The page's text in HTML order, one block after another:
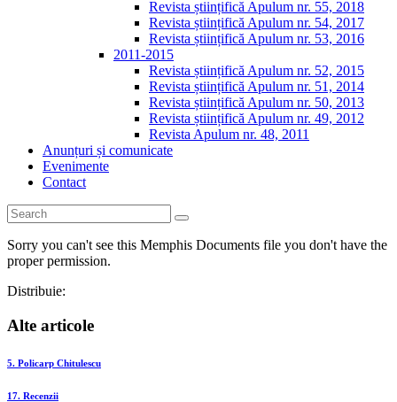
Revista științifică Apulum nr. 55, 2018
Revista științifică Apulum nr. 54, 2017
Revista științifică Apulum nr. 53, 2016
2011-2015
Revista științifică Apulum nr. 52, 2015
Revista științifică Apulum nr. 51, 2014
Revista științifică Apulum nr. 50, 2013
Revista științifică Apulum nr. 49, 2012
Revista Apulum nr. 48, 2011
Anunțuri și comunicate
Evenimente
Contact
Sorry you can't see this Memphis Documents file you don't have the
proper permission.
Distribuie:
Alte articole
5. Policarp Chitulescu
17. Recenzii